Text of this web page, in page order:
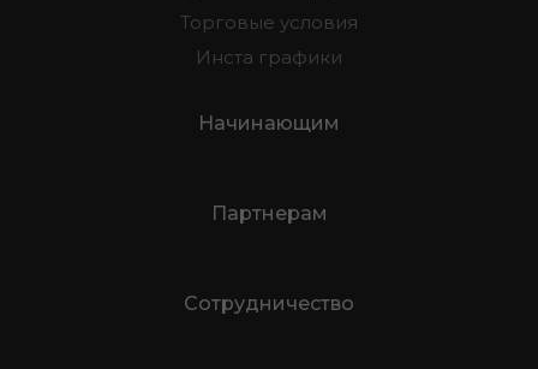
Торговые условия
Инста графики
Начинающим
Партнерам
Сотрудничество